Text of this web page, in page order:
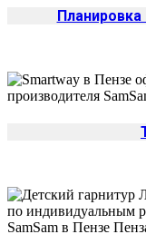
Планировка